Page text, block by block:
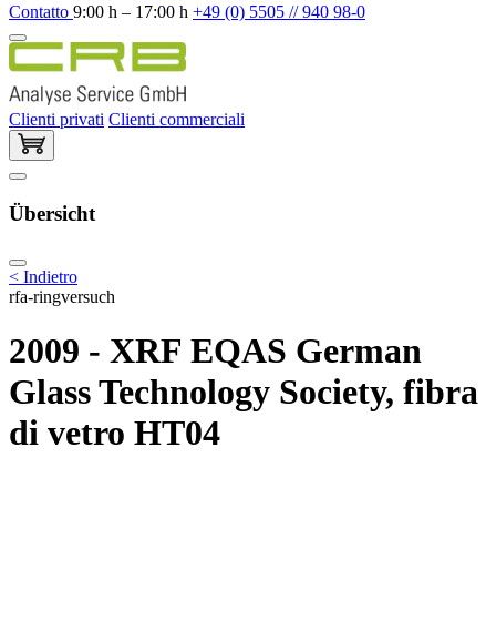
Contatto 9:00 h – 17:00 h +49 (0) 5505 // 940 98-0
Clienti privati Clienti commerciali
Übersicht
< Indietro
rfa-ringversuch
2009 - XRF EQAS German
Glass Technology Society, fibra
di vetro HT04